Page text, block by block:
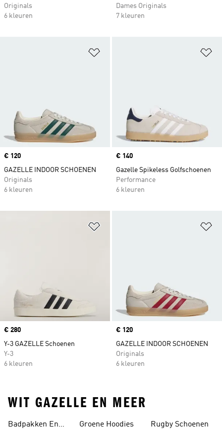
Originals
6 kleuren
Dames Originals
7 kleuren
Price
€ 120
GAZELLE INDOOR SCHOENEN
Originals
6 kleuren
Price
€ 140
Gazelle Spikeless Golfschoenen
Performance
6 kleuren
Price
€ 280
Y-3 GAZELLE Schoenen
Y-3
6 kleuren
Price
€ 120
GAZELLE INDOOR SCHOENEN
Originals
6 kleuren
WIT GAZELLE EN MEER
Badpakken En
Groene Hoodies Rugby Schoenen